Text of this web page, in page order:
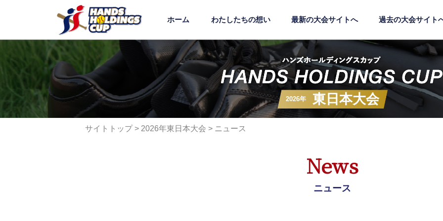
ホーム わたしたちの想い 最新の大会サイトへ 過去の大会サイト
2026年 東日本大会
サイトトップ> 2026年東日本大会 > ニュース
News
ニュース